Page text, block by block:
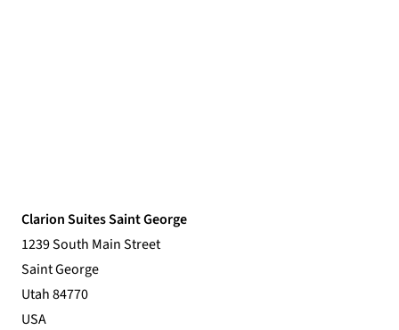
Clarion Suites Saint George
1239 South Main Street
Saint George
Utah 84770
USA